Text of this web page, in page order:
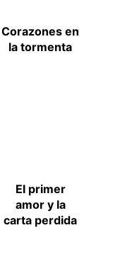
Corazones en
la tormenta
El primer
amor y la
carta perdida